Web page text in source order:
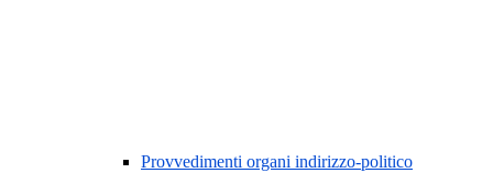
Provvedimenti organi indirizzo-politico